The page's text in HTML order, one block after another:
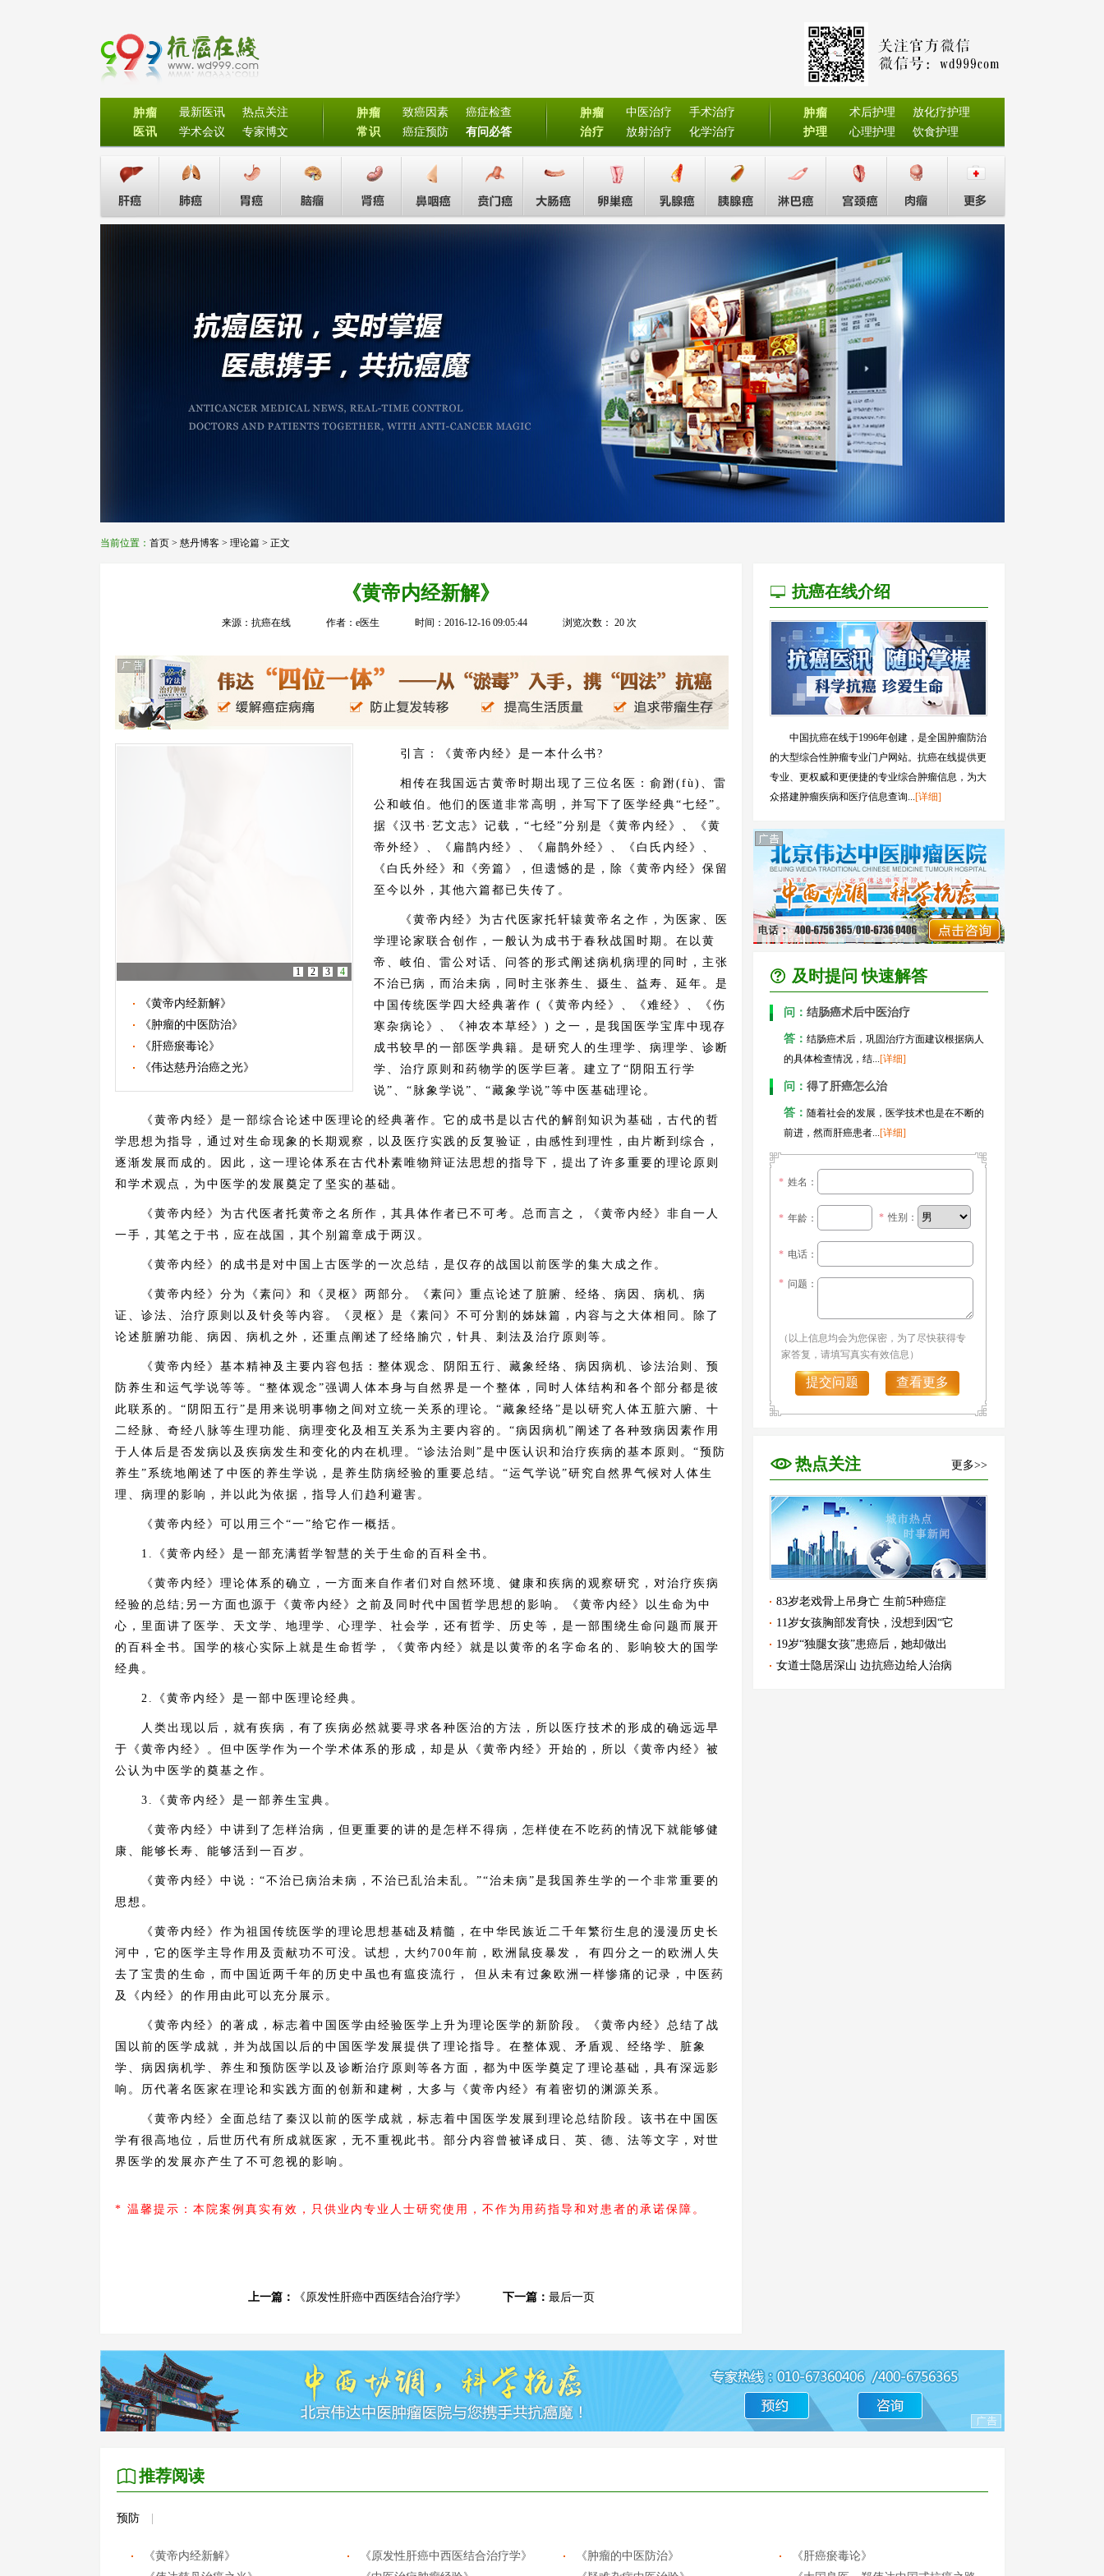
肿瘤
医讯
最新医讯
热点关注
学术会议
专家博文
肿瘤
常识
致癌因素
癌症检查
癌症预防
有问必答
肿瘤
治疗
中医治疗
手术治疗
放射治疗
化学治疗
肿瘤
护理
术后护理
放化疗护理
心理护理
饮食护理
当前位置： 首页> 慈丹博客> 理论篇> 正文
《黄帝内经新解》
来源：抗癌在线 作者：e医生 时间：2016-12-16 09:05:44 浏览次数： 20 次
1 2 3 4
《黄帝内经新解》
《肿瘤的中医防治》
《肝癌瘀毒论》
《伟达慈丹治癌之光》
引言：《黄帝内经》是一本什么书?
相传在我国远古黄帝时期出现了三位名医：俞跗(fù)、雷
公和岐伯。他们的医道非常高明，并写下了医学经典“七经”。
据《汉书·艺文志》记载，“七经”分别是《黄帝内经》、《黄
帝外经》、《扁鹊内经》、《扁鹊外经》、《白氏内经》、
《白氏外经》和《旁篇》，但遗憾的是，除《黄帝内经》保留
至今以外，其他六篇都已失传了。
《黄帝内经》为古代医家托轩辕黄帝名之作，为医家、医
学理论家联合创作，一般认为成书于春秋战国时期。在以黄
帝、岐伯、雷公对话、问答的形式阐述病机病理的同时，主张
不治已病，而治未病，同时主张养生、摄生、益寿、延年。是
中国传统医学四大经典著作 (《黄帝内经》、《难经》、《伤
寒杂病论》、《神农本草经》) 之一，是我国医学宝库中现存
成书较早的一部医学典籍。是研究人的生理学、病理学、诊断
学、治疗原则和药物学的医学巨著。建立了“阴阳五行学
说”、“脉象学说”、“藏象学说”等中医基础理论。
《黄帝内经》是一部综合论述中医理论的经典著作。它的成书是以古代的解剖知识为基础，古代的哲
学思想为指导，通过对生命现象的长期观察，以及医疗实践的反复验证，由感性到理性，由片断到综合，
逐渐发展而成的。因此，这一理论体系在古代朴素唯物辩证法思想的指导下，提出了许多重要的理论原则
和学术观点，为中医学的发展奠定了坚实的基础。
《黄帝内经》为古代医者托黄帝之名所作，其具体作者已不可考。总而言之，《黄帝内经》非自一人
一手，其笔之于书，应在战国，其个别篇章成于两汉。
《黄帝内经》的成书是对中国上古医学的一次总结，是仅存的战国以前医学的集大成之作。
《黄帝内经》分为《素问》和《灵枢》两部分。《素问》重点论述了脏腑、经络、病因、病机、病
证、诊法、治疗原则以及针灸等内容。《灵枢》是《素问》不可分割的姊妹篇，内容与之大体相同。除了
论述脏腑功能、病因、病机之外，还重点阐述了经络腧穴，针具、刺法及治疗原则等。
《黄帝内经》基本精神及主要内容包括：整体观念、阴阳五行、藏象经络、病因病机、诊法治则、预
防养生和运气学说等等。“整体观念”强调人体本身与自然界是一个整体，同时人体结构和各个部分都是彼
此联系的。“阴阳五行”是用来说明事物之间对立统一关系的理论。“藏象经络”是以研究人体五脏六腑、十
二经脉、奇经八脉等生理功能、病理变化及相互关系为主要内容的。“病因病机”阐述了各种致病因素作用
于人体后是否发病以及疾病发生和变化的内在机理。“诊法治则”是中医认识和治疗疾病的基本原则。“预防
养生”系统地阐述了中医的养生学说，是养生防病经验的重要总结。“运气学说”研究自然界气候对人体生
理、病理的影响，并以此为依据，指导人们趋利避害。
《黄帝内经》可以用三个“一”给它作一概括。
1.《黄帝内经》是一部充满哲学智慧的关于生命的百科全书。
《黄帝内经》理论体系的确立，一方面来自作者们对自然环境、健康和疾病的观察研究，对治疗疾病
经验的总结;另一方面也源于《黄帝内经》之前及同时代中国哲学思想的影响。《黄帝内经》以生命为中
心，里面讲了医学、天文学、地理学、心理学、社会学，还有哲学、历史等，是一部围绕生命问题而展开
的百科全书。国学的核心实际上就是生命哲学，《黄帝内经》就是以黄帝的名字命名的、影响较大的国学
经典。
2.《黄帝内经》是一部中医理论经典。
人类出现以后，就有疾病，有了疾病必然就要寻求各种医治的方法，所以医疗技术的形成的确远远早
于《黄帝内经》。但中医学作为一个学术体系的形成，却是从《黄帝内经》开始的，所以《黄帝内经》被
公认为中医学的奠基之作。
3.《黄帝内经》是一部养生宝典。
《黄帝内经》中讲到了怎样治病，但更重要的讲的是怎样不得病，怎样使在不吃药的情况下就能够健
康、能够长寿、能够活到一百岁。
《黄帝内经》中说：“不治已病治未病，不治已乱治未乱。”“治未病”是我国养生学的一个非常重要的
思想。
《黄帝内经》作为祖国传统医学的理论思想基础及精髓，在中华民族近二千年繁衍生息的漫漫历史长
河中，它的医学主导作用及贡献功不可没。试想，大约700年前，欧洲鼠疫暴发， 有四分之一的欧洲人失
去了宝贵的生命，而中国近两千年的历史中虽也有瘟疫流行， 但从未有过象欧洲一样惨痛的记录，中医药
及《内经》的作用由此可以充分展示。
《黄帝内经》的著成，标志着中国医学由经验医学上升为理论医学的新阶段。《黄帝内经》总结了战
国以前的医学成就，并为战国以后的中国医学发展提供了理论指导。在整体观、矛盾观、经络学、脏象
学、病因病机学、养生和预防医学以及诊断治疗原则等各方面，都为中医学奠定了理论基础，具有深远影
响。历代著名医家在理论和实践方面的创新和建树，大多与《黄帝内经》有着密切的渊源关系。
《黄帝内经》全面总结了秦汉以前的医学成就，标志着中国医学发展到理论总结阶段。该书在中国医
学有很高地位，后世历代有所成就医家，无不重视此书。部分内容曾被译成日、英、德、法等文字，对世
界医学的发展亦产生了不可忽视的影响。
* 温馨提示：本院案例真实有效，只供业内专业人士研究使用，不作为用药指导和对患者的承诺保障。
上一篇： 《原发性肝癌中西医结合治疗学》 下一篇： 最后一页
抗癌在线介绍
中国抗癌在线于1996年创建，是全国肿瘤防治
的大型综合性肿瘤专业门户网站。抗癌在线提供更
专业、更权威和更便捷的专业综合肿瘤信息，为大
众搭建肿瘤疾病和医疗信息查询...[详细]
及时提问 快速解答
问： 结肠癌术后中医治疗
答： 结肠癌术后，巩固治疗方面建议根据病人
的具体检查情况，结...[详细]
问： 得了肝癌怎么治
答： 随着社会的发展，医学技术也是在不断的
前进，然而肝癌患者...[详细]
* 姓名：
* 年龄： * 性别：
* 电话：
* 问题：
（以上信息均会为您保密，为了尽快获得专
家答复，请填写真实有效信息）
提交问题 查看更多
热点关注 更多>>
83岁老戏骨上吊身亡 生前5种癌症
11岁女孩胸部发育快，没想到因“它
19岁“独腿女孩”患癌后，她却做出
女道士隐居深山 边抗癌边给人治病
推荐阅读
预防
《黄帝内经新解》 《原发性肝癌中西医结合治疗学》 《肿瘤的中医防治》
《肝癌瘀毒论》